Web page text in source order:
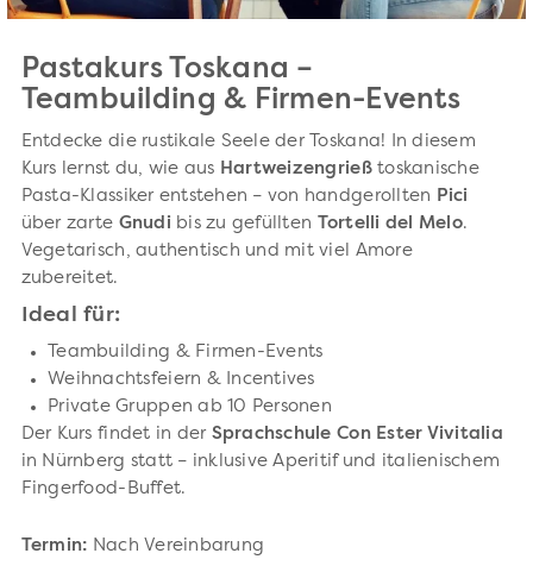
Pastakurs Toskana –
Teambuilding & Firmen-Events
Entdecke die rustikale Seele der Toskana! In diesem
Kurs lernst du, wie aus Hartweizengrießtoskanische
Pasta-Klassiker entstehen – von handgerollten Pici
über zarte Gnudi bis zu gefüllten Tortelli del Melo.
Vegetarisch, authentisch und mit viel Amore
zubereitet.
Ideal für:
Teambuilding & Firmen-Events
Weihnachtsfeiern & Incentives
Private Gruppen ab 10 Personen
Der Kurs findet in der Sprachschule Con Ester Vivitalia
in Nürnberg statt – inklusive Aperitif und italienischem
Fingerfood-Buffet.
Termin: Nach Vereinbarung